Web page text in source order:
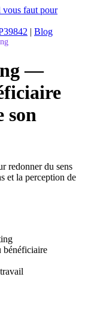
faut pour
| Blog
—
son
redonner du sens
et la perception de
bénéficiaire